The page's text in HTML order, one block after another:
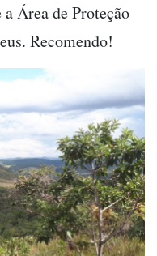
a Área de Proteção
Recomendo!